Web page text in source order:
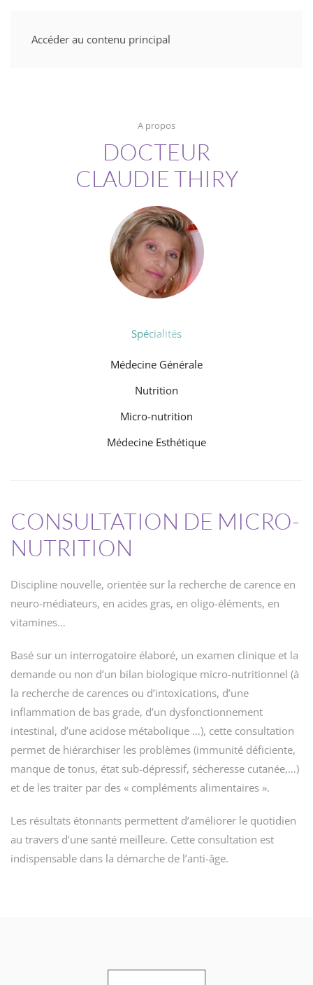
Accéder au contenu principal
A propos
DOCTEUR
CLAUDIE THIRY
Spécialités
Médecine Générale
Nutrition
Micro-nutrition
Médecine Esthétique
CONSULTATION DE MICRO-
NUTRITION
Discipline nouvelle, orientée sur la recherche de carence en
neuro-médiateurs, en acides gras, en oligo-éléments, en
vitamines…
Basé sur un interrogatoire élaboré, un examen clinique et la
demande ou non d’un bilan biologique micro-nutritionnel (à
la recherche de carences ou d’intoxications, d’une
inflammation de bas grade, d’un dysfonctionnement
intestinal, d’une acidose métabolique …), cette consultation
permet de hiérarchiser les problèmes (immunité déficiente,
manque de tonus, état sub-dépressif, sécheresse cutanée,…)
et de les traiter par des « compléments alimentaires ».
Les résultats étonnants permettent d’améliorer le quotidien
au travers d’une santé meilleure. Cette consultation est
indispensable dans la démarche de l’anti-âge.